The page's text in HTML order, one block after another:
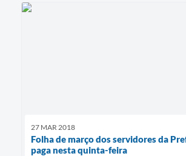
27 MAR 2018
Folha de março dos servidores da
paga nesta quinta-feira